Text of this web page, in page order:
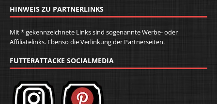
HINWEIS ZU PARTNERLINKS
Mit * gekennzeichnete Links sind sogenannte Werbe- oder
Affiliatelinks. Ebenso die Verlinkung der Partnerseiten.
FUTTERATTACKE SOCIALMEDIA